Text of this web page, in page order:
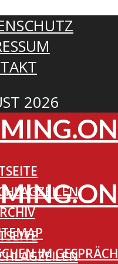
2026
IM GESPRÄCH